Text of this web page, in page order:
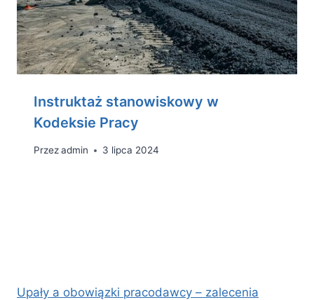
Instruktaż stanowiskowy w
Kodeksie Pracy
Przezadmin 3 lipca 2024
Upały a obowiązki pracodawcy – zalecenia